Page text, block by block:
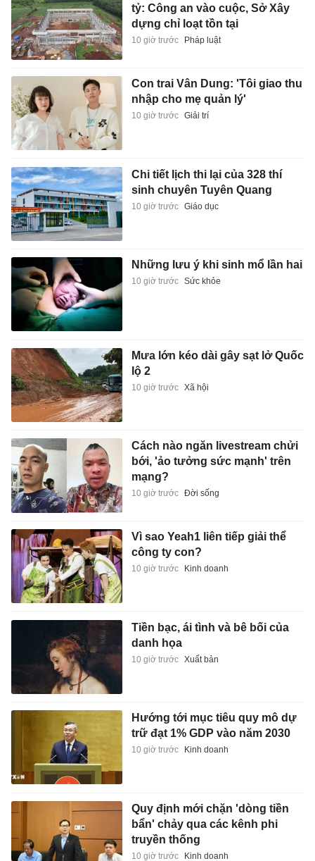
tỷ: Công an vào cuộc, Sở Xây
dựng chỉ loạt tồn tại
10 giờ trước Pháp luật
Con trai Vân Dung: 'Tôi giao thu
nhập cho mẹ quản lý'
10 giờ trước Giải trí
Chi tiết lịch thi lại của 328 thí
sinh chuyên Tuyên Quang
10 giờ trước Giáo dục
Những lưu ý khi sinh mổ lần hai
10 giờ trước Sức khỏe
Mưa lớn kéo dài gây sạt lở Quốc
lộ 2
10 giờ trước Xã hội
Cách nào ngăn livestream chửi
bới, 'ảo tưởng sức mạnh' trên
mạng?
10 giờ trước Đời sống
Vì sao Yeah1 liên tiếp giải thể
công ty con?
10 giờ trước Kinh doanh
Tiền bạc, ái tình và bê bối của
danh họa
10 giờ trước Xuất bản
Hướng tới mục tiêu quy mô dự
trữ đạt 1% GDP vào năm 2030
10 giờ trước Kinh doanh
Quy định mới chặn 'dòng tiền
bẩn' chảy qua các kênh phi
truyền thống
10 giờ trước Kinh doanh